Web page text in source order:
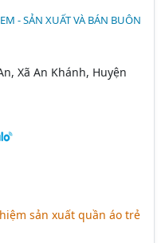
- SẢN XUẤT VÀ BÁN BUÔN
Xã An Khánh, Huyện
sản xuất quần áo trẻ